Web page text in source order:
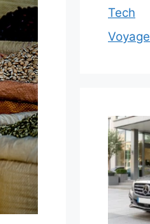
Tech
Voyage